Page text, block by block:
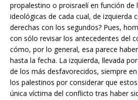
propalestino o proisraelí en función de
ideológicas de cada cual, de izquierda
derechas con los segundos? Pues,
con sólo revisar los antecedentes del
cómo, por lo general, esa parece
hasta la fecha. La izquierda, llevada
de los más desfavorecidos, siempre
los palestinos por considerar que
única víctima del conflicto tras haber